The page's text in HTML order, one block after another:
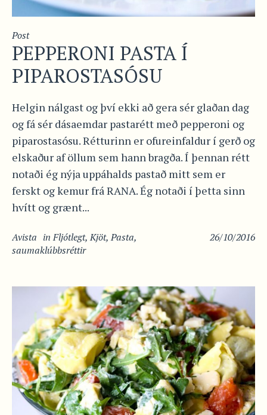
Post
PEPPERONI PASTA Í
PIPAROSTASÓSU
Helgin nálgast og því ekki að gera sér glaðan dag
og fá sér dásaemdar pastarétt með pepperoni og
piparostasósu. Rétturinn er ofureinfaldur í gerð og
elskaður af öllum sem hann bragða. Í þennan rétt
notaði ég nýja uppáhalds pastað mitt sem er
ferskt og kemur frá RANA. Ég notaði í þetta sinn
hvítt og grænt...
26/10/2016
Avista inFljótlegt,Kjöt,Pasta,
saumaklúbbsréttir